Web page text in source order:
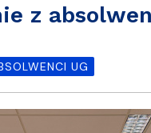
z
UG